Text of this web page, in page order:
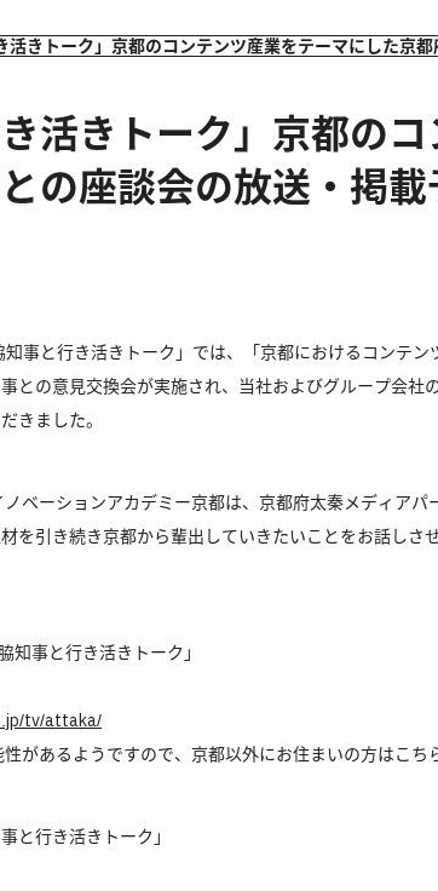
活きトーク」京都のコンテンツ産業をテーマにした京
き活きトーク」京都の
の座談会の放送・掲
事と行き活きトーク」では、「京都におけるコンテ
との意見交換会が実施され、当社およびグループ会社
きました。
ベーションアカデミー京都は、京都府太秦メディア
を引き続き京都から輩出していきたいことをお話しさ
知事と行き活きトーク」
tv/attaka/
があるようですので、京都以外にお住まいの方はこち
と行き活きトーク」